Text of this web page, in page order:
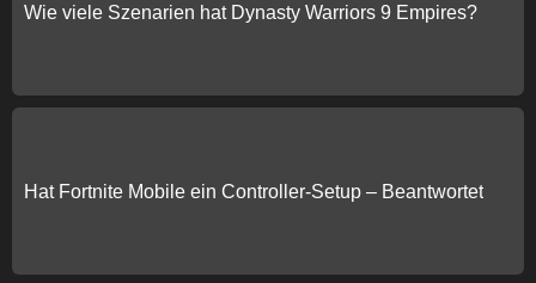
Wie viele Szenarien hat Dynasty Warriors 9 Empires?
Hat Fortnite Mobile ein Controller-Setup – Beantwortet